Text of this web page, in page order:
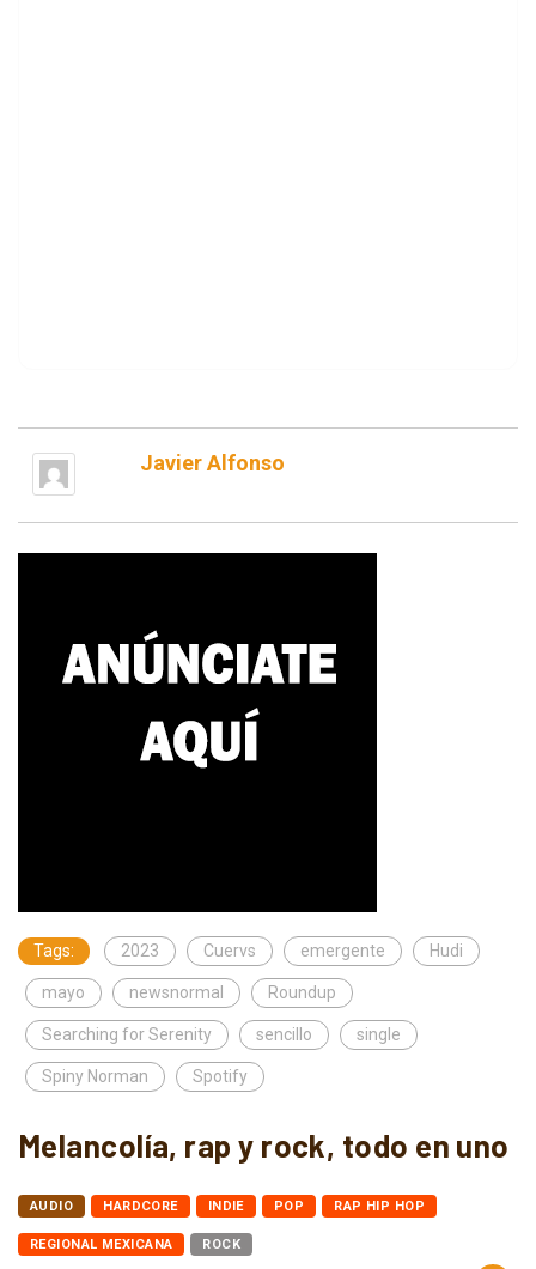
Javier Alfonso
Tags: 2023 Cuervs emergente Hudi
mayo newsnormal Roundup
Searching for Serenity sencillo single
Spiny Norman Spotify
Melancolía, rap y rock, todo en uno
AUDIO HARDCORE INDIE POP RAP HIP HOP
REGIONAL MEXICANA ROCK